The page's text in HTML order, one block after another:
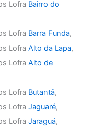
Lofra Bairro do
Lofra Barra Funda,
LofraAlto da Lapa,
LofraAlto de
Lofra Butantã,
LofraJaguaré,
LofraJaraguá,